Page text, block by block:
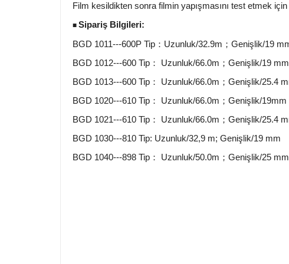
Film kesildikten sonra filmin yapışmasını test etmek
■ Sipariş Bilgileri:
BGD 1011---600P Tip：Uzunluk/32.9m；Genişlik/19
BGD 1012---600 Tip： Uzunluk/66.0m；Genişlik/19 mm
BGD 1013---600 Tip： Uzunluk/66.0m；Genişlik/25.4
BGD 1020---610 Tip： Uzunluk/66.0m；Genişlik/19mm
BGD 1021---610 Tip： Uzunluk/66.0m；Genişlik/25.4
BGD 1030---810 Tip: Uzunluk/32,9 m; Genişlik/19 mm
BGD 1040---898 Tip： Uzunluk/50.0m；Genişlik/25 mm